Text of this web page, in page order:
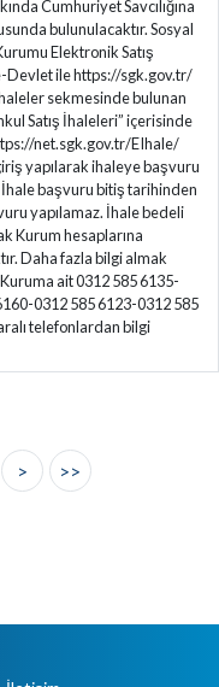
Cumhuriyet Savcılığına
bulunulacaktır. Sosyal
Elektronik Satış
Devlet ile https://sgk.gov.tr/
sekmesinde bulunan
Satış İhaleleri” içerisinde
net.sgk.gov.tr/EIhale/
yapılarak ihaleye başvuru
İhale başvuru bitiş tarihinden
yapılamaz. İhale bedeli
Kurum hesaplarına
Daha fazla bilgi almak
ait 0312 585 6135-
0312 585 6123-0312 585
telefonlardan bilgi
> >>